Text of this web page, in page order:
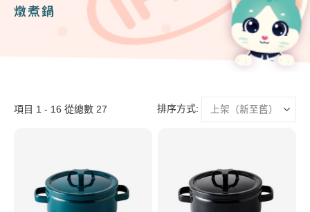
燉煮鍋
項目 1 - 16 從總數 27 排序方式: